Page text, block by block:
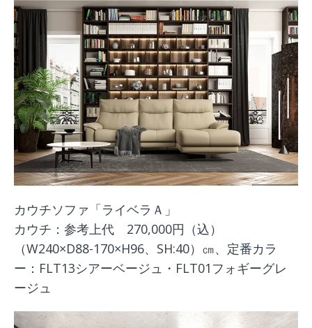
カウチソファ「ライベラＡ」
カウチ：参考上代 270,000円（込）
（W240×D88-170×H96、SH:40）㎝、定番カラ
ー：FLT13シアーベージュ・FLT01フォギーグレ
ージュ